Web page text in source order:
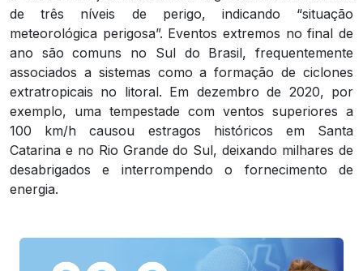
de três níveis de perigo, indicando “situação
meteorológica perigosa”. Eventos extremos no final de
ano são comuns no Sul do Brasil, frequentemente
associados a sistemas como a formação de ciclones
extratropicais no litoral. Em dezembro de 2020, por
exemplo, uma tempestade com ventos superiores a
100 km/h causou estragos históricos em Santa
Catarina e no Rio Grande do Sul, deixando milhares de
desabrigados e interrompendo o fornecimento de
energia.